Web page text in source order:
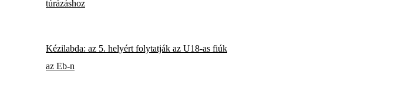
túrázáshoz
Kézilabda: az 5. helyért folytatják az U18-as fiúk
az Eb-n